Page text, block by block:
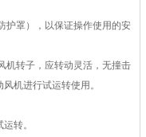
罩），以保证操作使用的安
转子，应转动灵活，无撞击
机进行试运转使用。
转。